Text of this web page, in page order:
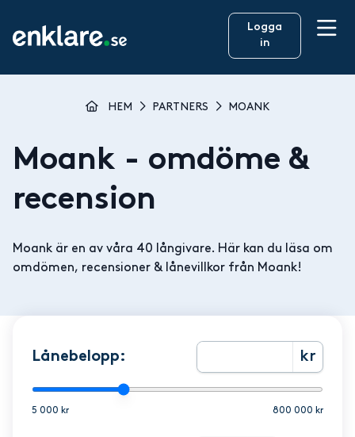
Logga
in
HEM PARTNERS MOANK
Moank - omdöme &
recension
Moank är en av våra 40 långivare. Här kan du läsa om
omdömen, recensioner & lånevillkor från Moank!
Lånebelopp: kr
5 000 kr 800 000 kr